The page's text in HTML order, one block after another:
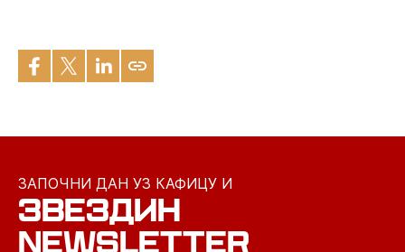
ЗАПОЧНИ ДАН УЗ КАФИЦУ И
ЗВЕЗДИН
NEWSLETTER